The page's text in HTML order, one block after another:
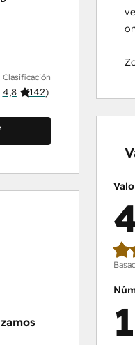
Clasificación
4,8 (142)